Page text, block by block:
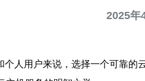
2025年
人用户来说，选择一个可靠